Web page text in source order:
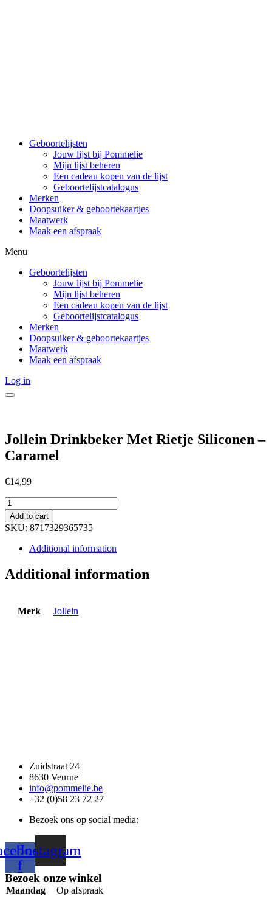
Geboortelijsten
Jouw lijst bij Pommelie
Mijn lijst beheren
Een cadeau kopen van de lijst
Geboortelijstcatalogus
Merken
Doopsuiker & geboortekaartjes
Maatwerk
Maak een afspraak
Menu
Geboortelijsten
Jouw lijst bij Pommelie
Mijn lijst beheren
Een cadeau kopen van de lijst
Geboortelijstcatalogus
Merken
Doopsuiker & geboortekaartjes
Maatwerk
Maak een afspraak
Log in
Jollein Drinkbeker Met Rietje Siliconen –
Caramel
€14,99
Jollein
Drinkbeker
Met
Rietje
Siliconen
Caramel
quantity
Add to cart
SKU: 8717329365735
Additional information
Additional information
Merk Jollein
Zuidstraat 24
8630 Veurne
info@pommelie.be
+32 (0)58 23 72 27
Bezoek ons op social media:
f
Instagram
Bezoek onze winkel
Maandag
Op afspraak